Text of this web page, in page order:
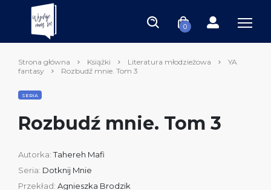
0
Strona główna Książki Literatura młodzieżowa
YA
fantasy
Rozbudź mnie. Tom 3
SERIA
Rozbudź mnie. Tom 3
Autorka:Tahereh Mafi
Seria: Dotknij Mnie
Przekład: Agnieszka Brodzik